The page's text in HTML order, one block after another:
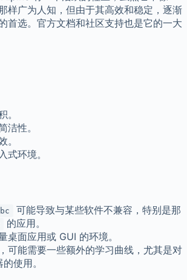
样广为人知，但由于其高效和稳定，逐渐
首选。官方文档和社区支持也是它的一大
。
洁性。
。
式环境。
可能导致与某些软件不兼容，特别是那
的应用。
桌面应用或 GUI 的环境。
可能需要一些额外的学习曲线，尤其是对
使用。